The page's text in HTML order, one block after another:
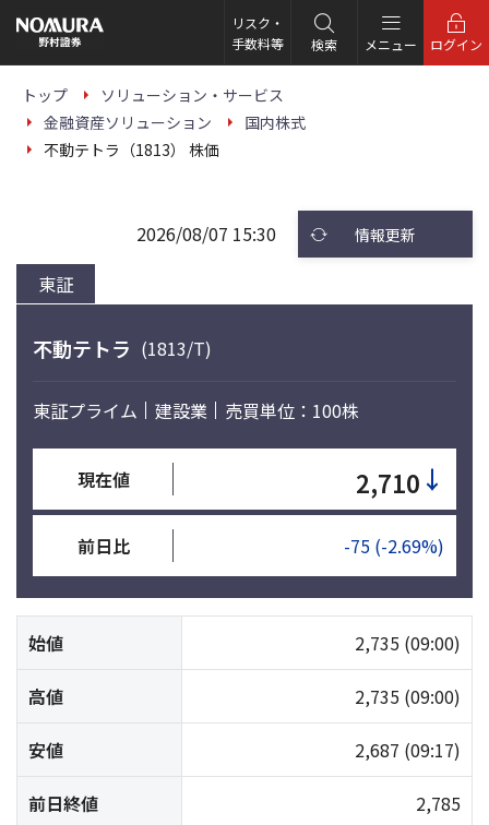
の
ー
リスク・
手数料等
検索 メニュー ログイン
トップ
ソリューション・サービス
金融資産ソリューション
国内株式
不動テトラ（1813） 株価
東証
2026/08/07 15:30 情報更新
不動テトラ (1813/T)
東証プライム 建設業 売買単位：100株
現在値 2,710 ↓
前日比 -75 (-2.69%)
始値 2,735 (09:00)
高値 2,735 (09:00)
安値 2,687 (09:17)
前日終値 2,785